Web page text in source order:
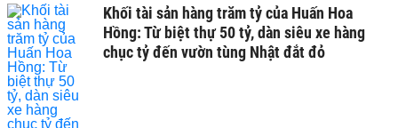
Khối tài sản hàng trăm tỷ của Huấn Hoa
Hồng: Từ biệt thự 50 tỷ, dàn siêu xe hàng
chục tỷ đến vườn tùng Nhật đắt đỏ